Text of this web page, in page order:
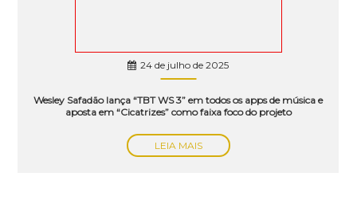
24 de julho de 2025
Wesley Safadão lança “TBT WS 3” em todos os apps de música e
aposta em “Cicatrizes” como faixa foco do projeto
LEIA MAIS